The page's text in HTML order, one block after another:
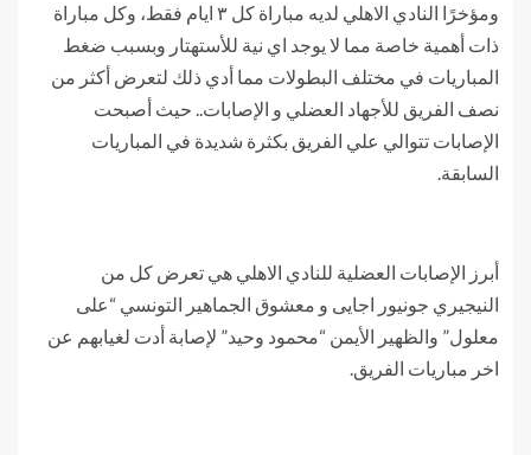
ومؤخرًا النادي الاهلي لديه مباراة كل ٣ ايام فقط، وكل مباراة
ذات أهمية خاصة مما لا يوجد اي نية للأستهتار وبسبب ضغط
المباريات في مختلف البطولات مما أدي ذلك لتعرض أكثر من
نصف الفريق للأجهاد العضلي و الإصابات.. حيث أصبحت
الإصابات تتوالي علي الفريق بكثرة شديدة في المباريات
السابقة.
أبرز الإصابات العضلية للنادي الاهلي هي تعرض كل من
النيجيري جونيور اجايى و معشوق الجماهير التونسي “على
معلول” والظهير الأيمن “محمود وحيد” لإصابة أدت لغيابهم عن
اخر مباريات الفريق.